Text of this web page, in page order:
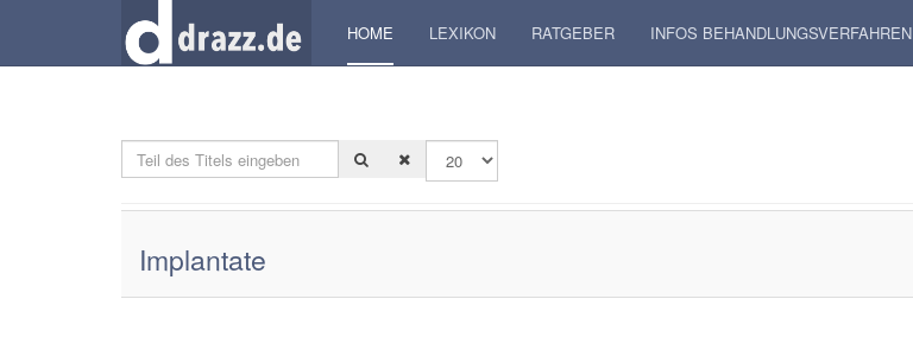
HOME LEXIKON RATGEBER INFOS BEHANDLUNGSVERFAHREN
Teil des Titels eingeben Anzeige #
Implantate